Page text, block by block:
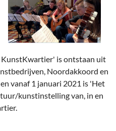
is ontstaan uit
Noordakkoord en
vanaf 1 januari 2021 is 'Het
kunstinstelling van, in en